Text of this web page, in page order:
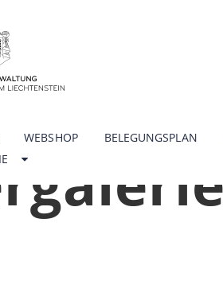
WEBSHOP BELEGUNGSPLAN